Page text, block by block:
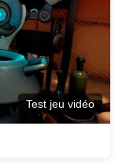
Test jeu vidéo